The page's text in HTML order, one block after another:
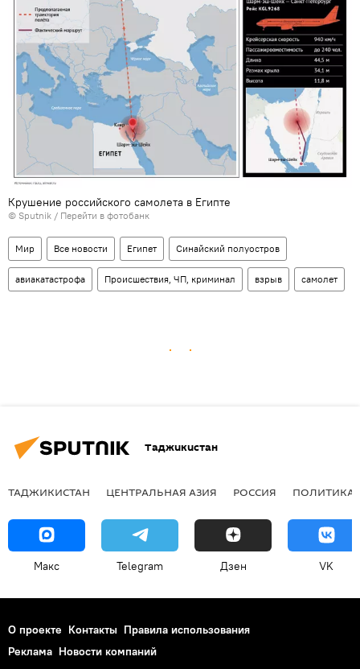
Крушение российского самолета в Египте
© Sputnik / Перейти в фотобанк
Мир Все новости Египет Синайский полуостров
авиакатастрофа Происшествия, ЧП, криминал взрыв самолет
Таджикистан
ТАДЖИКИСТАН ЦЕНТРАЛЬНАЯ АЗИЯ РОССИЯ ПОЛИТИКА
Макс Telegram Дзен VK
О проекте Контакты Правила использования
Реклама Новости компаний